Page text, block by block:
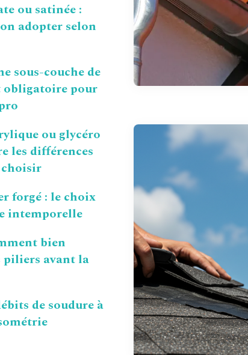
ou satinée :
adopter selon
sous-couche de
obligatoire pour
ou glycéro
les différences
forgé : le choix
intemporelle
bien
piliers avant la
de soudure à